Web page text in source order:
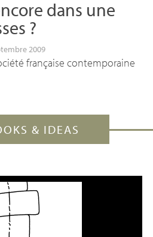
dans une
?
2009
française contemporaine
& IDEAS